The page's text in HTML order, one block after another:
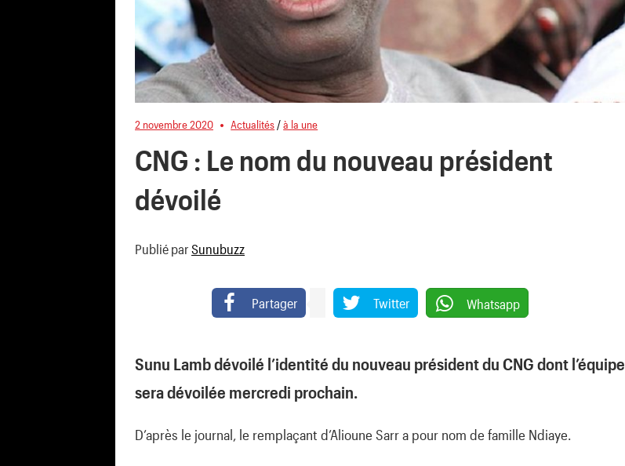
2 novembre 2020 Actualités /à la une
CNG : Le nom du nouveau président
dévoilé
Publié par Sunubuzz
Partager Twitter Whatsapp
Sunu Lamb dévoilé l’identité du nouveau président du CNG dont l’équipe
sera dévoilée mercredi prochain.
D’après le journal, le remplaçant d’Alioune Sarr a pour nom de famille Ndiaye.